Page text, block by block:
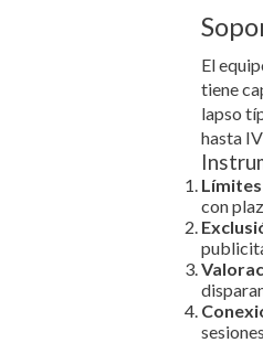
El
tiene
lapso
hasta
con